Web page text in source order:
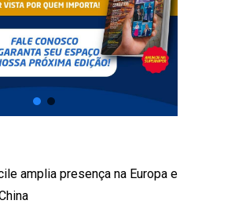
amplia presença na Europa e